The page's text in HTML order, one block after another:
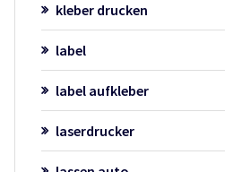
kleber drucken
label
label aufkleber
laserdrucker